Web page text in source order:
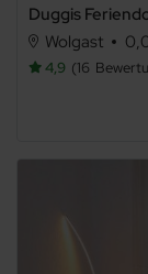
Duggis
Wolgast
4,9 16